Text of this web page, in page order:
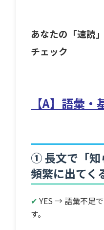
あなたの「速読
チェック
【A】語彙
① 長文で「知
頻繁に出てく
✔YES → 語彙不足
す。